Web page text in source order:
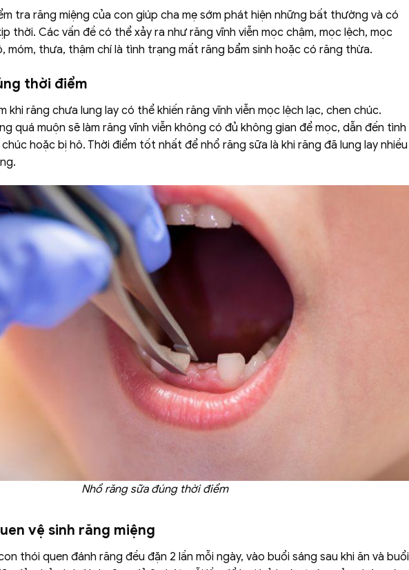
tra răng miệng của con giúp cha mẹ sớm phát hiện những bất thường và có
thời. Các vấn đề có thể xảy ra như răng vĩnh viễn mọc chậm, mọc lệch, mọc
móm, thưa, thậm chí là tình trạng mất răng bẩm sinh hoặc có răng thừa.
thời điểm
khi răng chưa lung lay có thể khiến răng vĩnh viễn mọc lệch lạc, chen chúc.
quá muộn sẽ làm răng vĩnh viễn không có đủ không gian để mọc, dẫn đến tình
hoặc bị hô. Thời điểm tốt nhất để nhổ răng sữa là khi răng đã lung lay nhiều
Nhổ răng sữa đúng thời điểm
vệ sinh răng miệng
thói quen đánh răng đều đặn 2 lần mỗi ngày, vào buổi sáng sau khi ăn và buổi